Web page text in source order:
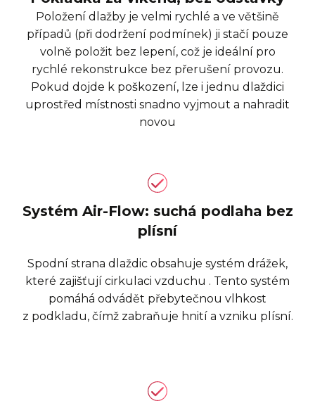
Položení dlažby je velmi rychlé a ve většině
případů (při dodržení podmínek) ji stačí pouze
volně položit bez lepení, což je ideální pro
rychlé rekonstrukce bez přerušení provozu.
Pokud dojde k poškození, lze i jednu dlaždici
uprostřed místnosti snadno vyjmout a nahradit
novou
Systém Air-Flow: suchá podlaha bez
plísní
Spodní strana dlaždic obsahuje systém drážek,
které zajišťují cirkulaci vzduchu . Tento systém
pomáhá odvádět přebytečnou vlhkost
z podkladu, čímž zabraňuje hnití a vzniku plísní.